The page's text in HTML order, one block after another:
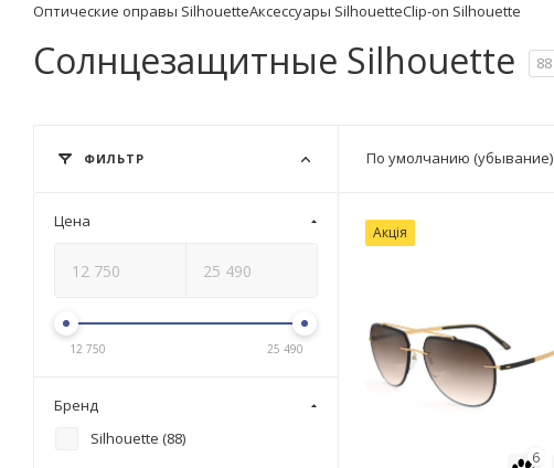
Оптические оправы SilhouetteАксессуары SilhouetteClip-on Silhouette
Солнцезащитные Silhouette 88
По умолчанию (убывание)
Акція
6
ФИЛЬТР
Цена
12 750 25 490
Бренд
Silhouette (88)